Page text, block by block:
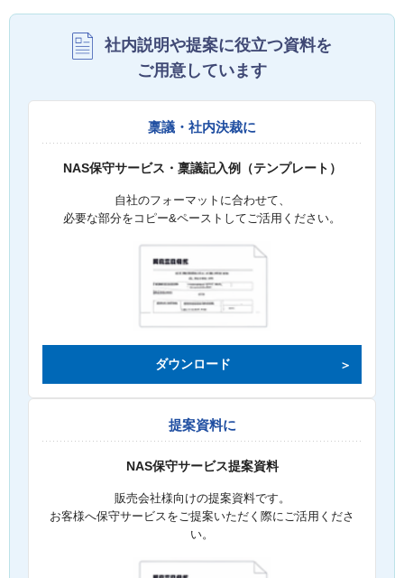
社内説明や提案に役立つ資料を
ご用意しています
稟議・社内決裁に
NAS保守サービス・稟議記入例（テンプレート）
自社のフォーマットに合わせて、
必要な部分をコピー&ペーストしてご活用ください。
ダウンロード
提案資料に
NAS保守サービス提案資料
販売会社様向けの提案資料です。
お客様へ保守サービスをご提案いただく際にご活用くださ
い。